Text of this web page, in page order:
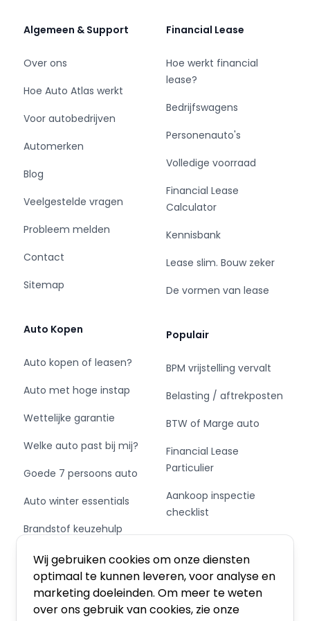
Wij gebruiken cookies om onze diensten
optimaal te kunnen leveren, voor analyse en
marketing doeleinden. Om meer te weten
over ons gebruik van cookies, zie onze
Algemeen & Support
Over ons
Hoe Auto Atlas werkt
Voor autobedrijven
Automerken
Blog
Veelgestelde vragen
Probleem melden
Contact
Sitemap
Auto Kopen
Auto kopen of leasen?
Auto met hoge instap
Wettelijke garantie
Welke auto past bij mij?
Goede 7 persoons auto
Auto winter essentials
Brandstof keuzehulp
Schakel of automaat?
Financial Lease
Hoe werkt financial
lease?
Bedrijfswagens
Personenauto's
Volledige voorraad
Financial Lease
Calculator
Kennisbank
Lease slim. Bouw zeker
De vormen van lease
Populair
BPM vrijstelling vervalt
Belasting / aftrekposten
BTW of Marge auto
Financial Lease
Particulier
Aankoop inspectie
checklist
Private Leasen,
Financieren of Kopen?